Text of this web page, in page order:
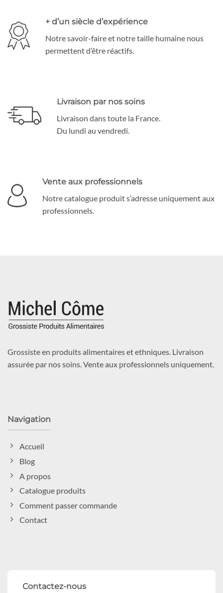
+ d’un siècle d’expérience
Notre savoir-faire et notre taille humaine nous
permettent d’être réactifs.
Livraison par nos soins
Livraison dans toute la France.
Du lundi au vendredi.
Vente aux professionnels
Notre catalogue produit s’adresse uniquement aux
professionnels.
Grossiste en produits alimentaires et ethniques. Livraison
assurée par nos soins. Vente aux professionnels uniquement.
Navigation
Accueil
Blog
A propos
Catalogue produits
Comment passer commande
Contact
Contactez-nous